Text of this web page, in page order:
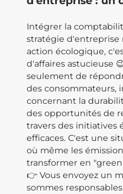
Intégrer la
stratégie d'entreprise
action écologique,
d'affaires astucieuse
seulement de
des consommateurs,
concernant la
des opportunités de
travers des initiatives
efficaces. C'est une
où même les
transformer en
👉 Vous envoyez un
sommes